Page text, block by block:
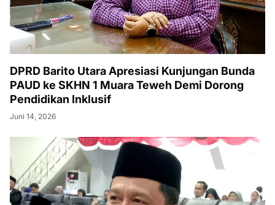
DPRD Barito Utara Apresiasi Kunjungan Bunda
PAUD ke SKHN 1 Muara Teweh Demi Dorong
Pendidikan Inklusif
Juni 14, 2026